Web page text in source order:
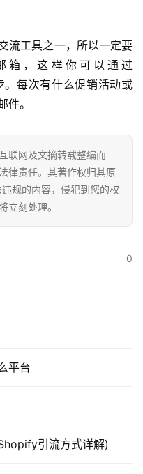
流工具之一，所以一定要
箱，这样你可以通过
每次有什么促销活动或
。
联网及文摘转载整编而
律责任。其著作权归其原
规的内容，侵犯到您的权
立刻处理。
0
平台
引流方式详解)